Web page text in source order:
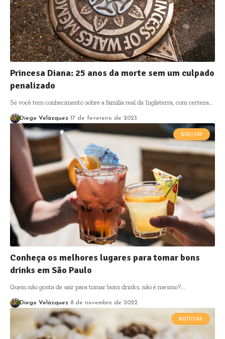
Princesa Diana: 25 anos da morte sem um culpado
penalizado
Se você tem conhecimento sobre a família real da Inglaterra, com certeza…
Diego Velázquez 17 de fevereiro de 2023
QUEIJOS
Conheça os melhores lugares para tomar bons
drinks em São Paulo
Quem não gosta de sair para tomar bons drinks, não é mesmo?…
Diego Velázquez 8 de novembro de 2022
NOTÍCIAS